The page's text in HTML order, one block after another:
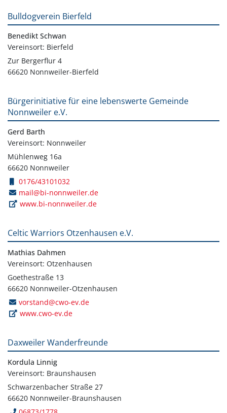
Bulldogverein Bierfeld
Benedikt Schwan
Vereinsort: Bierfeld
Zur Bergerflur 4
66620 Nonnweiler-Bierfeld
Bürgerinitiative für eine lebenswerte Gemeinde
Nonnweiler e.V.
Gerd Barth
Vereinsort: Nonnweiler
Mühlenweg 16a
66620 Nonnweiler
0176/43101032
mail@bi-nonnweiler.de
www.bi-nonnweiler.de
Celtic Warriors Otzenhausen e.V.
Mathias Dahmen
Vereinsort: Otzenhausen
Goethestraße 13
66620 Nonnweiler-Otzenhausen
vorstand@cwo-ev.de
www.cwo-ev.de
Daxweiler Wanderfreunde
Kordula Linnig
Vereinsort: Braunshausen
Schwarzenbacher Straße 27
66620 Nonnweiler-Braunshausen